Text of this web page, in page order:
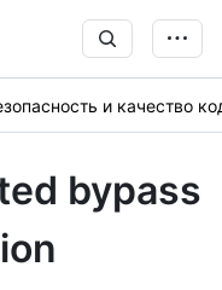
и качество
bypass